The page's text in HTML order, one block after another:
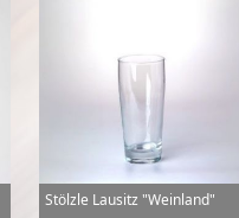
Stölzle Lausitz "Weinland"